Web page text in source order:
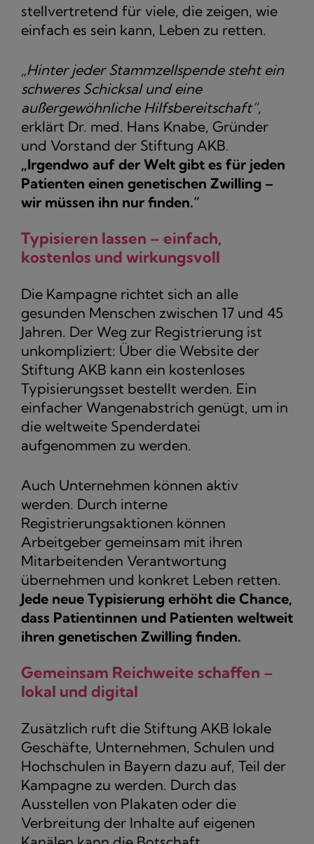
stellvertretend für viele, die zeigen, wie
einfach es sein kann, Leben zu retten.
„Hinter jeder Stammzellspende steht ein
schweres Schicksal und eine
außergewöhnliche Hilfsbereitschaft“,
erklärt Dr. med. Hans Knabe, Gründer
und Vorstand der Stiftung AKB.
„Irgendwo auf der Welt gibt es für jeden
Patienten einen genetischen Zwilling –
wir müssen ihn nur finden.“
Typisieren lassen – einfach,
kostenlos und wirkungsvoll
Die Kampagne richtet sich an alle
gesunden Menschen zwischen 17 und 45
Jahren. Der Weg zur Registrierung ist
unkompliziert: Über die Website der
Stiftung AKB kann ein kostenloses
Typisierungsset bestellt werden. Ein
einfacher Wangenabstrich genügt, um in
die weltweite Spenderdatei
aufgenommen zu werden.
Auch Unternehmen können aktiv
werden. Durch interne
Registrierungsaktionen können
Arbeitgeber gemeinsam mit ihren
Mitarbeitenden Verantwortung
übernehmen und konkret Leben retten.
Jede neue Typisierung erhöht die Chance,
dass Patientinnen und Patienten weltweit
ihren genetischen Zwilling finden.
Gemeinsam Reichweite schaffen –
lokal und digital
Zusätzlich ruft die Stiftung AKB lokale
Geschäfte, Unternehmen, Schulen und
Hochschulen in Bayern dazu auf, Teil der
Kampagne zu werden. Durch das
Ausstellen von Plakaten oder die
Verbreitung der Inhalte auf eigenen